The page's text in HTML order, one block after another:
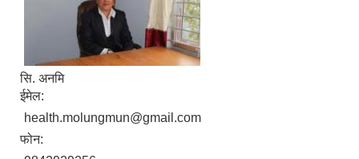
सि. अनमि
ईमेल:
health.molungmun@gmail.com
फोन: